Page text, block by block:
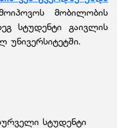
მობილობის
სტუდენტი გაივლის
სტუდენტი